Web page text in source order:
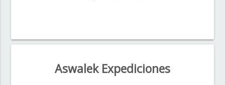
Aswalek Expediciones